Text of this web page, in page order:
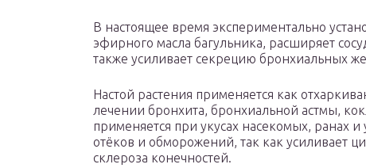
В настоящее время экспериментально
эфирного масла багульника, расширяет
также усиливает секрецию бронхиальных
Настой растения применяется как
лечении бронхита, бронхиальной астмы,
применяется при укусах насекомых, ранах
отёков и обморожений, так как усиливает
склероза конечностей.